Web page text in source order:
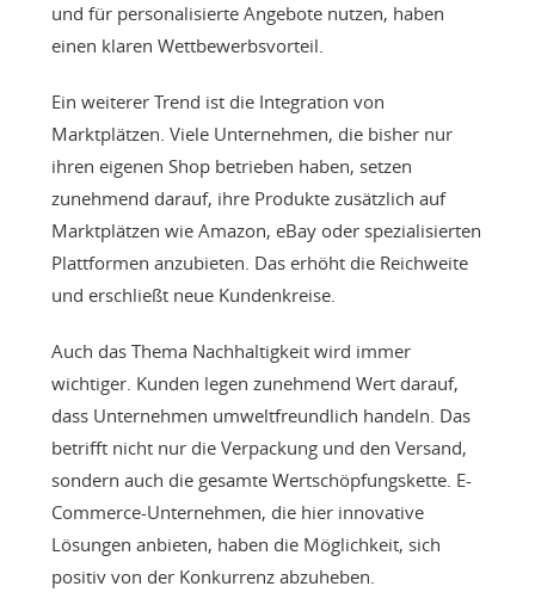
und für personalisierte Angebote nutzen, haben
einen klaren Wettbewerbsvorteil.
Ein weiterer Trend ist die Integration von
Marktplätzen. Viele Unternehmen, die bisher nur
ihren eigenen Shop betrieben haben, setzen
zunehmend darauf, ihre Produkte zusätzlich auf
Marktplätzen wie Amazon, eBay oder spezialisierten
Plattformen anzubieten. Das erhöht die Reichweite
und erschließt neue Kundenkreise.
Auch das Thema Nachhaltigkeit wird immer
wichtiger. Kunden legen zunehmend Wert darauf,
dass Unternehmen umweltfreundlich handeln. Das
betrifft nicht nur die Verpackung und den Versand,
sondern auch die gesamte Wertschöpfungskette. E-
Commerce-Unternehmen, die hier innovative
Lösungen anbieten, haben die Möglichkeit, sich
positiv von der Konkurrenz abzuheben.